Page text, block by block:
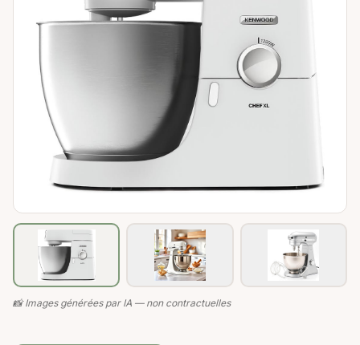
📸 Images générées par IA — non contractuelles